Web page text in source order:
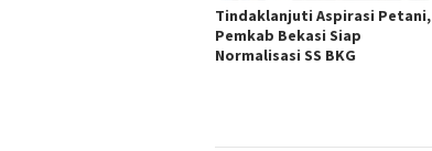
Tindaklanjuti Aspirasi Petani,
Pemkab Bekasi Siap
Normalisasi SS BKG